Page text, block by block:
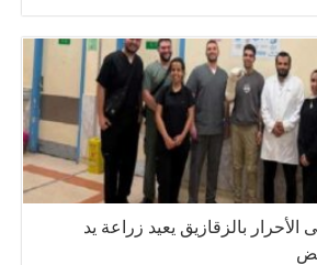
بالزقازيق يعيد زراعة يد